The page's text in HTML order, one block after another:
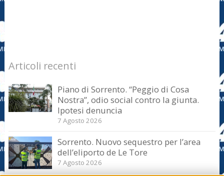
Articoli recenti
Piano di Sorrento. “Peggio di Cosa
Nostra”, odio social contro la giunta.
Ipotesi denuncia
7 Agosto 2026
Sorrento. Nuovo sequestro per l’area
dell’eliporto de Le Tore
7 Agosto 2026